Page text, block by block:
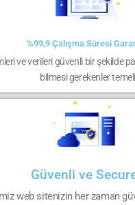
%99,9 Çalışma Süresi
ve verileri güvenli bir şekilde
bilmesi gerekenler temeli
Güvenli ve
web sitenizin her zaman